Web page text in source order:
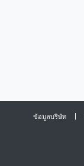
ข้อมูลบริษัท